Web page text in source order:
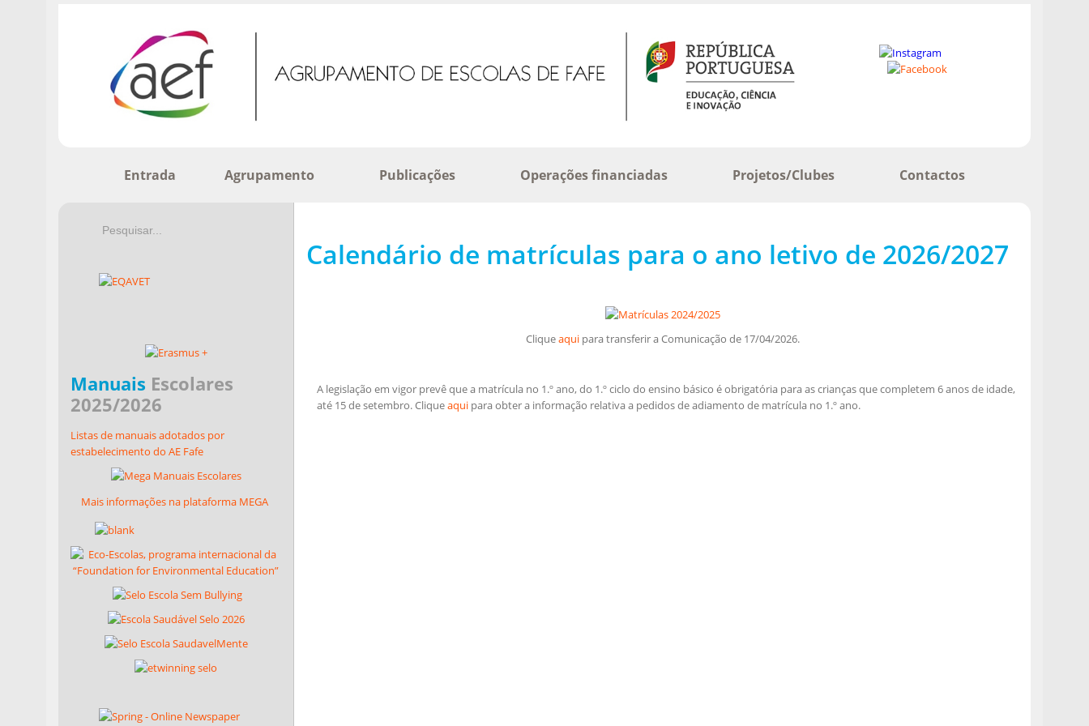
Entrada Agrupamento Publicações Operações financiadas Projetos/Clubes Contactos
Manuais Escolares
2025/2026
Listas de manuais adotados por
estabelecimento do AE Fafe
Mais informações na plataforma MEGA
Calendário de matrículas para o ano letivo de 2026/2027
Cliqueaquipara transferir a Comunicação de 17/04/2026.
A legislação em vigor prevê que a matrícula no 1.º ano, do 1.º ciclo do ensino básico é obrigatória para as crianças que completem 6 anos de idade,
até 15 de setembro. Cliqueaqui para obter a informação relativa a pedidos de adiamento de matrícula no 1.º ano.